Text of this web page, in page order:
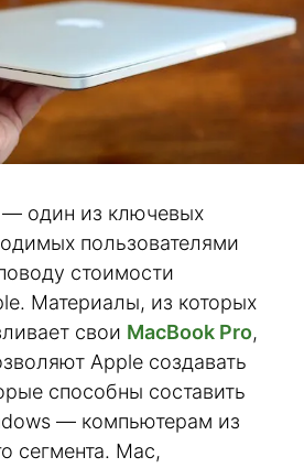
— один из ключевых
пользователями
стоимости
Материалы, из которых
свои MacBook Pro,
Apple создавать
способны составить
— компьютерам из
сегмента. Mac,